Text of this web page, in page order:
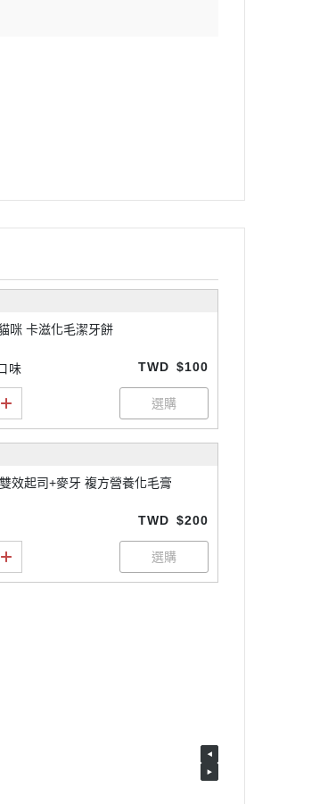
咪 卡滋化毛潔牙餅
味 TWD $100
竣寶 雙效起司+麥牙 複方營養化毛膏
TWD $200